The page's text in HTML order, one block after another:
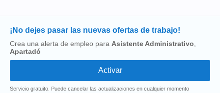
¡No dejes pasar las nuevas ofertas de trabajo!
Crea una alerta de empleo para Asistente Administrativo
Apartadó
Servicio gratuito. Puede cancelar las actualizaciones en cualquier momento